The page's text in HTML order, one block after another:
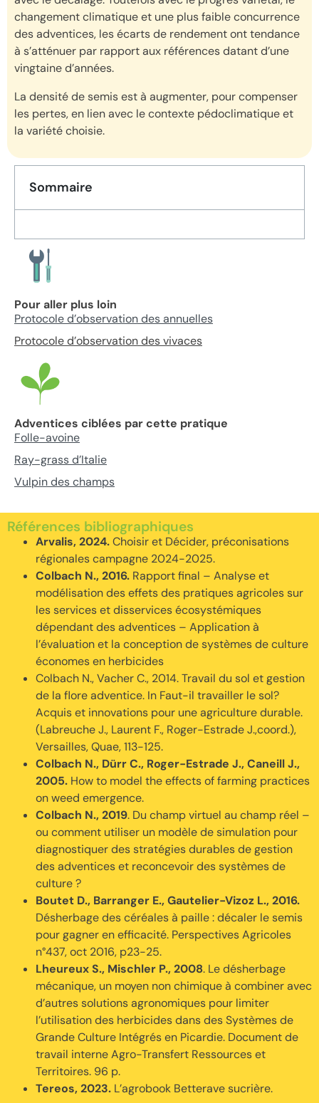
changement climatique et une plus faible concurrence
des adventices, les écarts de rendement ont tendance
à s’atténuer par rapport aux références datant d’une
vingtaine d’années.
La densité de semis est à augmenter, pour compenser
les pertes, en lien avec le contexte pédoclimatique et
la variété choisie.
Sommaire
Pour aller plus loin
Protocole d’observation des annuelles
Protocole d’observation des vivaces
Adventices ciblées par cette pratique
Folle-avoine
Ray-grass d’Italie
Vulpin des champs
Références bibliographiques
Arvalis, 2024.Choisir et Décider, préconisations
régionales campagne 2024-2025.
Colbach N., 2016. Rapport final – Analyse et
modélisation des effets des pratiques agricoles sur
les services et disservices écosystémiques
dépendant des adventices – Application à
l’évaluation et la conception de systèmes de culture
économes en herbicides
Colbach N., Vacher C., 2014. Travail du sol et gestion
de la flore adventice. In Faut-il travailler le sol?
Acquis et innovations pour une agriculture durable.
(Labreuche J., Laurent F., Roger-Estrade J.,coord.),
Versailles, Quae, 113-125.
Colbach N., Dürr C., Roger-Estrade J., Caneill J.,
2005. How to model the effects of farming practices
on weed emergence.
Colbach N., 2019. Du champ virtuel au champ réel –
ou comment utiliser un modèle de simulation pour
diagnostiquer des stratégies durables de gestion
des adventices et reconcevoir des systèmes de
culture ?
Boutet D., Barranger E., Gautelier-Vizoz L., 2016.
Désherbage des céréales à paille : décaler le semis
pour gagner en efficacité. Perspectives Agricoles
n°437, oct 2016, p23-25.
Lheureux S., Mischler P., 2008. Le désherbage
mécanique, un moyen non chimique à combiner avec
d’autres solutions agronomiques pour limiter
l’utilisation des herbicides dans des Systèmes de
Grande Culture Intégrés en Picardie. Document de
travail interne Agro-Transfert Ressources et
Territoires. 96 p.
Tereos, 2023. L’agrobook Betterave sucrière.